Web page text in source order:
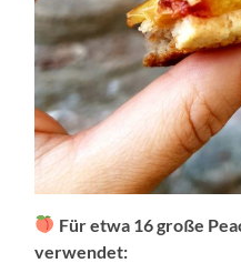
Für etwa 16 große
verwendet: